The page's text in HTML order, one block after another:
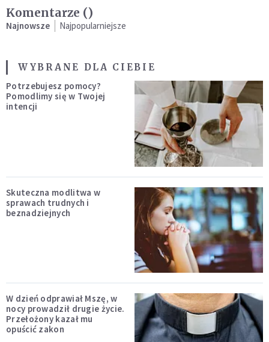
Komentarze ()
Najnowsze Najpopularniejsze
WYBRANE DLA CIEBIE
Potrzebujesz pomocy?
Pomodlimy się w Twojej
intencji
Skuteczna modlitwa w
sprawach trudnych i
beznadziejnych
W dzień odprawiał Mszę, w
nocy prowadził drugie życie.
Przełożony kazał mu
opuścić zakon